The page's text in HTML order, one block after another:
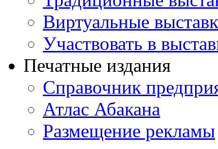
Виртуальные
Участвовать в
Печатные издания
Справочник
Атлас Абакана
Размещение рекламы